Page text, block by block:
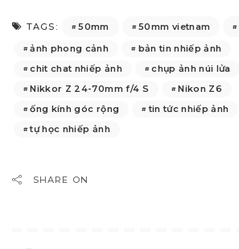
TAGS: 50mm 50mm vietnam
ảnh phong cảnh
bản tin nhiếp ảnh
chit chat nhiếp ảnh
chụp ảnh núi lửa
Nikkor Z 24-70mm f/4 S
Nikon Z6
ống kính góc rộng
tin tức nhiếp ảnh
tự học nhiếp ảnh
SHARE ON